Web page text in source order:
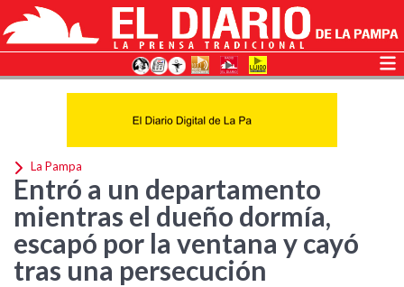
La Pampa
Entró a un departamento
mientras el dueño dormía,
escapó por la ventana y cayó
tras una persecución